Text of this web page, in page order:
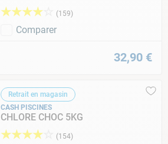
★★★★ (159)
Comparer
32,90 €
Retrait en magasin
CASH PISCINES
CHLORE CHOC 5KG
★★★★ (154)